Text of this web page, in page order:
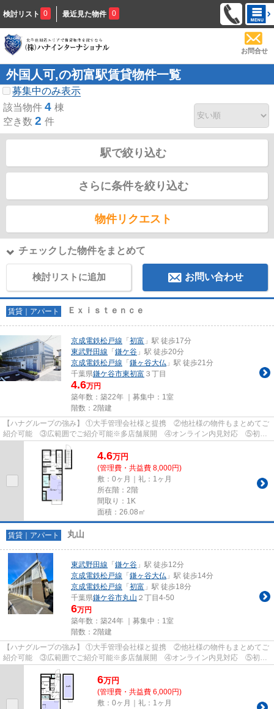
検討リスト 0 最近見た物件 0
お問合せ
外国人可,の初富駅賃貸物件一覧
募集中のみ表示
該当物件 4 棟
空き数 2 件
駅で絞り込む
さらに条件を絞り込む
物件リクエスト
チェックした物件をまとめて
検討リストに追加 お問い合わせ
賃貸｜アパート Ｅｘｉｓｔｅｎｃｅ
京成電鉄松戸線 「 初富 」駅 徒歩17分
東武野田線 「 鎌ケ谷 」駅 徒歩20分
京成電鉄松戸線 「 鎌ヶ谷大仏 」駅 徒歩21分
千葉県鎌ケ谷市東初富 ３丁目
4.6万円
築年数：築22年 ｜募集中： 1室
階数：2階建
【ハナグループの強み】 ①大手管理会社様と提携 ②他社様の物件もまとめてご
紹介可能 ③広範囲でご紹介可能※多店舗展開 ④オンライン内見対応 ⑤初期
費用クレジット決済対応 【お部屋...
4.6万円
(管理費・共益費 8,000円)
敷：0ヶ月｜礼：1ヶ月
所在階：2階
間取り：1K
面積：26.08㎡
賃貸｜アパート 丸山
東武野田線 「 鎌ケ谷 」駅 徒歩12分
京成電鉄松戸線 「 鎌ヶ谷大仏 」駅 徒歩14分
京成電鉄松戸線 「 初富 」駅 徒歩18分
千葉県鎌ケ谷市丸山 ２丁目4-50
6万円
築年数：築24年 ｜募集中： 1室
階数：2階建
【ハナグループの強み】 ①大手管理会社様と提携 ②他社様の物件もまとめてご
紹介可能 ③広範囲でご紹介可能※多店舗展開 ④オンライン内見対応 ⑤初期
費用クレジット決済対応 【お部屋...
6万円
(管理費・共益費 6,000円)
敷：0ヶ月｜礼：1ヶ月